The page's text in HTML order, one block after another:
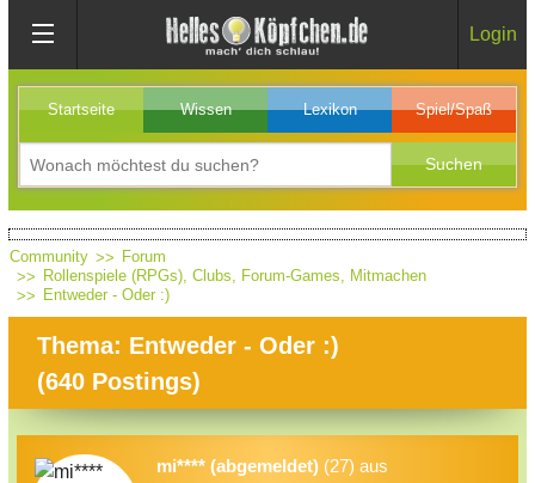
Login
Startseite Wissen Lexikon Spiel/Spaß
Community
Forum
Rollenspiele (RPGs), Clubs, Forum-Games, Mitmachen
Entweder - Oder :)
Thema: Entweder - Oder :)
(640 Postings)
mi**** (abgemeldet) (27) aus